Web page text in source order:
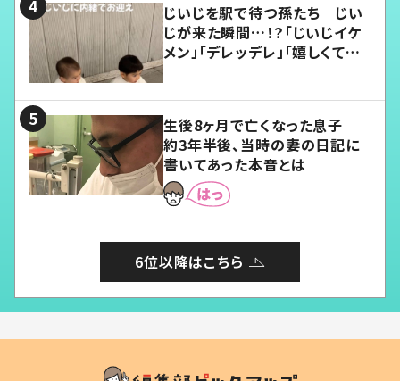
じいじを駅で待つ孫たち じい
じが来た瞬間…！？「じいじイケ
メン」「デレッデレ」「嬉しくて可
生後8ヶ月で亡くなった息子
約3年半後、当時の妻の日記に
書いてあった本音とは
6位以降はこちら